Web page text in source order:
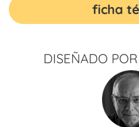
ficha
DISEÑADO